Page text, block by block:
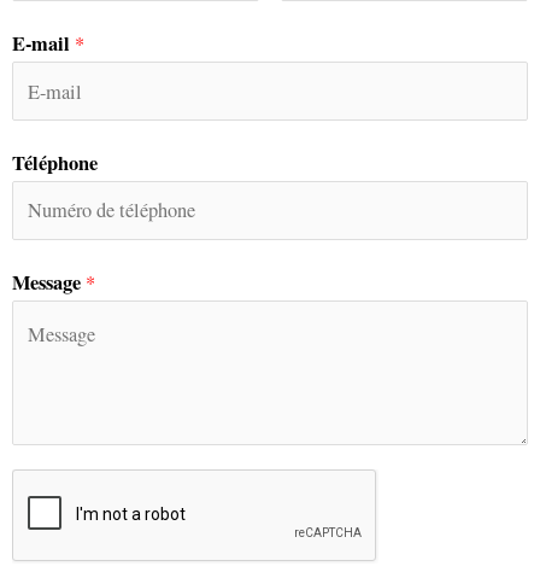
E-mail *
Téléphone
Message *